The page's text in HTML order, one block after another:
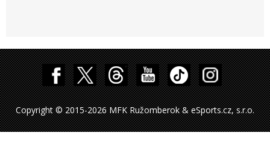
Copyright © 2015-2026 MFK Ružomberok & eSports.cz, s.r.o.